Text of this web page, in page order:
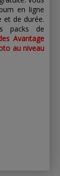
en ligne
et de durée.
packs de
Avantage
au niveau